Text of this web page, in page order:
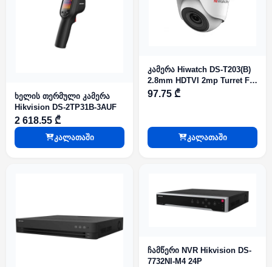
ხელის თერმული კამერა
Hikvision DS-2TP31B-3AUF
2 618.55 ₾
კალათაში
კამერა Hiwatch DS-T203(B)
2.8mm HDTVI 2mp Turret Fix
IR20m
97.75 ₾
კალათაში
ჩამწერი NVR Hikvision DS-
7732NI-M4 24P